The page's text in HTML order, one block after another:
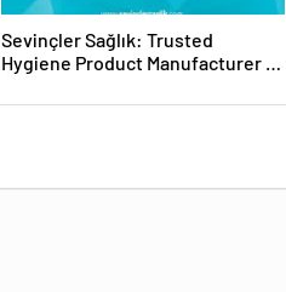
Sevinçler Sağlık: Trusted
Hygiene Product Manufacturer in